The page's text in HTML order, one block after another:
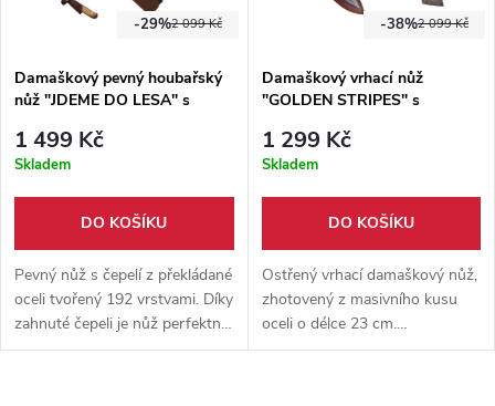
2 099 Kč
-29%
Damaškový pevný houbařský
nůž "JDEME DO LESA" s
1 499 Kč
Skladem
DO KOŠÍKU
Pevný nůž s čepelí z překládané
oceli tvořený 192 vrstvami. Díky
zahnuté čepeli je nůž perfektní
do lesa na houby a díky
2 099 Kč
-38%
Damaškový vrhací nůž
"GOLDEN STRIPES" s
1 299 Kč
Skladem
DO KOŠÍKU
Ostřený vrhací damaškový nůž,
zhotovený z masivního kusu
oceli o délce 23 cm.
Jednoduchý design zdobený 3